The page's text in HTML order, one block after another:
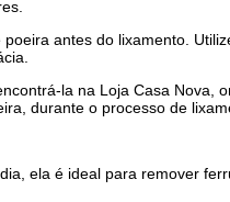
antes do lixamento.
la na Loja Casa Nova,
durante o processo de
ela é ideal para remover